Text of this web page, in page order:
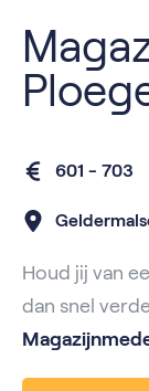
601 - 703
Houd jij van
dan snel